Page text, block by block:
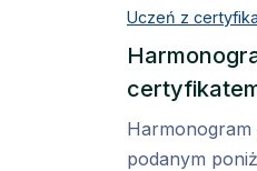
Uczeń z
Harmonogram
podanym